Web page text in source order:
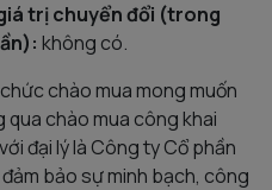
trị chuyển đổi (trong
không có.
chào mua mong muốn
qua chào mua công khai
đại lý là Công ty Cổ phần
bảo sự minh bạch, công